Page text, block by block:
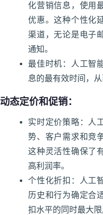
化营销信息，使用
优惠。这种个性化
渠道，无论是电子
通知。
最佳时机：人工智
息的最有效时间，
动态定价和促销：
实时定价策略：人
势、客户需求和竞
这种灵活性确保了
高利润率。
个性化折扣：人工
历史和行为确定合
扣水平的同时最大限